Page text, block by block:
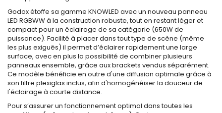
Godox étoffe sa gamme KNOWLED avec un nouveau panneau
LED RGBWW à la construction robuste, tout en restant léger et
compact pour un éclairage de sa catégorie (650W de
puissance). Facilité à placer dans tout type de scène (même
les plus exiguës) il permet d’éclairer rapidement une large
surface, avec en plus la possibilité de combiner plusieurs
panneaux ensemble, grâce aux brackets vendus séparément.
Ce modèle bénéficie en outre d'une diffusion optimale grâce à
son filtre plexiglas inclus, afin d'homogénéiser la douceur de
l'éclairage à courte distance.
Pour s’assurer un fonctionnement optimal dans toutes les